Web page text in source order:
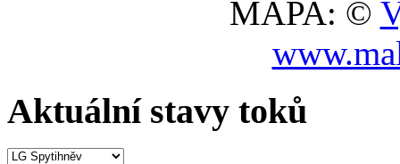
MAPA: ©
Aktuální stavy toků